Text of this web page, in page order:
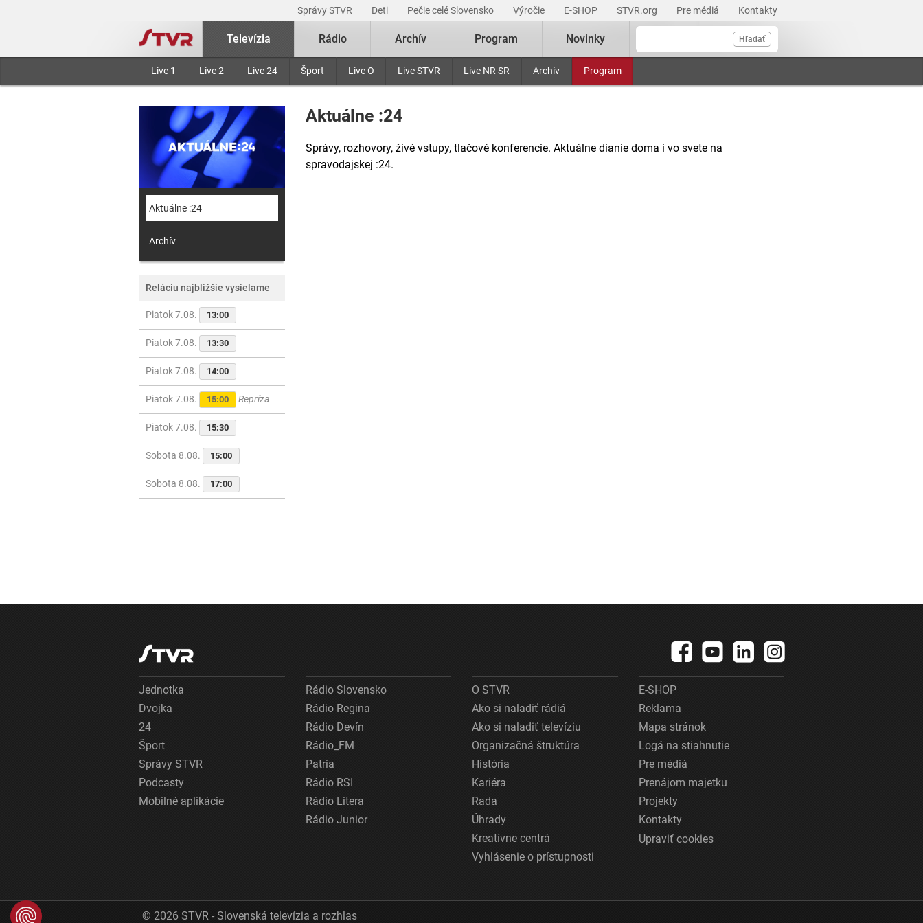
Správy STVR Deti Pečie celé Slovensko Výročie E-SHOP STVR.org Pre médiá Kontakty
Hľadať
Televízia
Live 1 Live 2 Live 24 Šport Live O Live STVR Live NR SR Archív Program
Rádio Archív Program Novinky
Aktuálne :24
Archív
Reláciu najbližšie vysielame
Piatok 7.08. 13:00
Piatok 7.08. 13:30
Piatok 7.08. 14:00
Piatok 7.08. 15:00 Repríza
Piatok 7.08. 15:30
Sobota 8.08. 15:00
Sobota 8.08. 17:00
Aktuálne :24
Správy, rozhovory, živé vstupy, tlačové konferencie. Aktuálne dianie doma i vo svete na
spravodajskej :24.
Jednotka
Dvojka
24
Šport
Správy STVR
Podcasty
Mobilné aplikácie
Rádio Slovensko
Rádio Regina
Rádio Devín
Rádio_FM
Patria
Rádio RSI
Rádio Litera
Rádio Junior
O STVR
Ako si naladiť rádiá
Ako si naladiť televíziu
Organizačná štruktúra
História
Kariéra
Rada
Úhrady
Kreatívne centrá
Vyhlásenie o prístupnosti
E-SHOP
Reklama
Mapa stránok
Logá na stiahnutie
Pre médiá
Prenájom majetku
Projekty
Kontakty
Upraviť cookies
© 2026 STVR - Slovenská televízia a rozhlas